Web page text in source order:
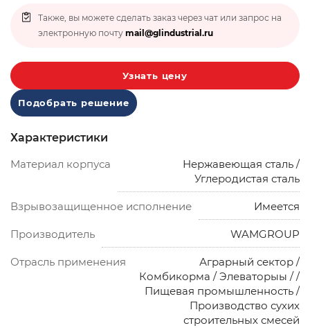
Также, вы можете сделать заказ через чат или запрос на
электронную почту mail@glindustrial.ru
Узнать цену
Подобрать решение
Характеристики
Материал корпуса
Нержавеющая сталь /
Углеродистая сталь
Взрывозащищенное исполнение Имеется
Производитель WAMGROUP
Отрасль применения
Аграрный сектор /
Комбикорма / Элеваторыы / /
Пищевая промышленность /
Производство сухих
строительных смесей